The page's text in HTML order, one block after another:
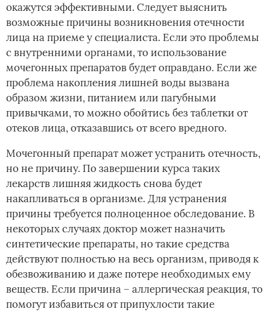
окажутся эффективными. Следует выяснить
возможные причины возникновения отечности
лица на приеме у специалиста. Если это проблемы
с внутренними органами, то использование
мочегонных препаратов будет оправдано. Если же
проблема накопления лишней воды вызвана
образом жизни, питанием или пагубными
привычками, то можно обойтись без таблетки от
отеков лица, отказавшись от всего вредного.
Мочегонный препарат может устранить отечность,
но не причину. По завершении курса таких
лекарств лишняя жидкость снова будет
накапливаться в организме. Для устранения
причины требуется полноценное обследование. В
некоторых случаях доктор может назначить
синтетические препараты, но такие средства
действуют полностью на весь организм, приводя к
обезвоживанию и даже потере необходимых ему
веществ. Если причина – аллергическая реакция, то
помогут избавиться от припухлости такие